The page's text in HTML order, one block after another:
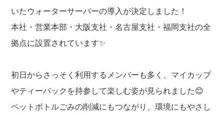
いたウォーターサーバーの導入が決定しました！
本社・営業本部・大阪支社・名古屋支社・福岡支社の全
拠点に設置されています✨
初日からさっそく利用するメンバーも多く、マイカップ
やティーバックを持参して楽しむ姿が見られました😊
ペットボトルごみの削減にもつながり、環境にもやさし